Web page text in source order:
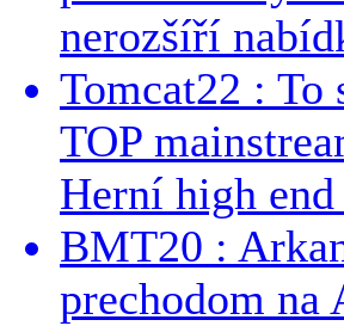
nerozšíří
Tomcat22 :
TOP
Herní high
BMT20 :
prechodom